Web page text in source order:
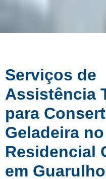
Serviços de
Assistência
para
Geladeira
Residencial
em